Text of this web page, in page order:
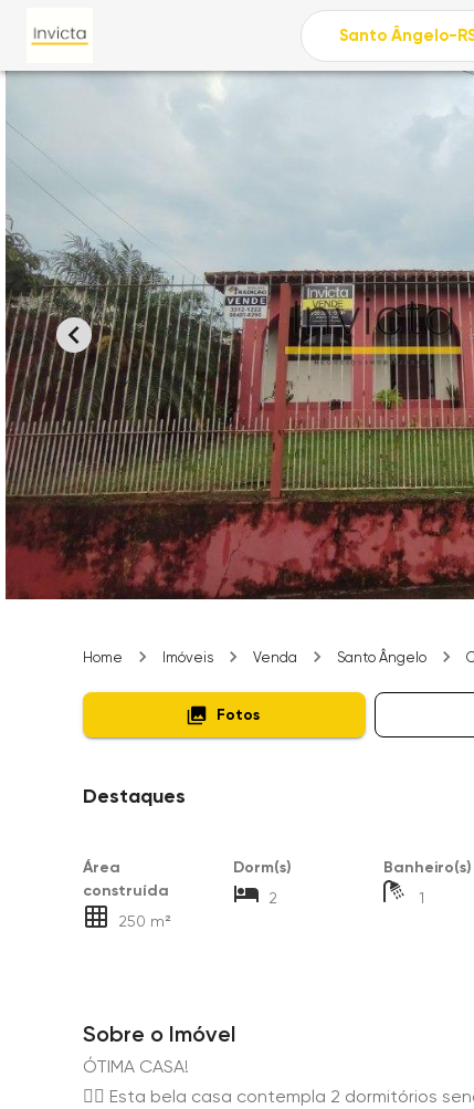
Home Imóveis Venda Santo Ângelo
Fotos
Destaques
Área
construída
250 m²
Dorm(s)
2
Banheiro(s)
1
Sobre o Imóvel
ÓTIMA CASA!
👉🏻 Esta bela casa contempla 2 dormitórios